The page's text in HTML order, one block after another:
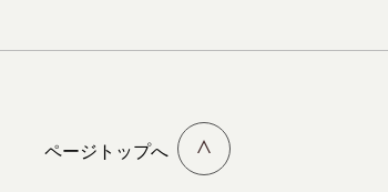
ページトップへ